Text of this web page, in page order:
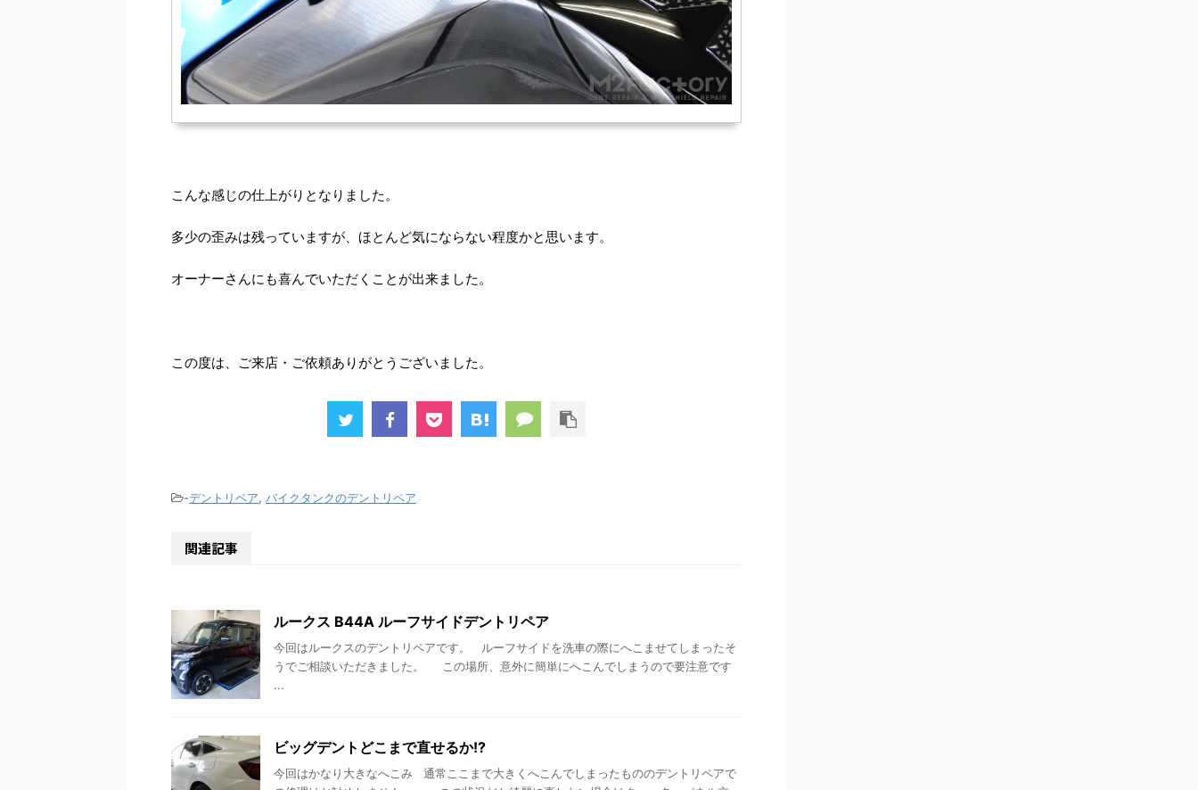
こんな感じの仕上がりとなりました。
多少の歪みは残っていますが、ほとんど気にならない程度かと思います。
オーナーさんにも喜んでいただくことが出来ました。
この度は、ご来店・ご依頼ありがとうございました。
-デントリペア, バイクタンクのデントリペア
関連記事
ルークス B44A ルーフサイドデントリペア
今回はルークスのデントリペアです。 ルーフサイドを洗車の際にへこませてしまったそ
うでご相談いただきました。 この場所、意外に簡単にへこんでしまうので要注意です
...
ビッグデントどこまで直せるか!?
今回はかなり大きなへこみ 通常ここまで大きくへこんでしまったもののデントリペアで